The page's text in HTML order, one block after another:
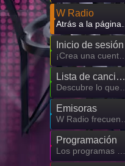
W Radio
Inicio de sesión
Lista de canciones
Emisoras
Programación